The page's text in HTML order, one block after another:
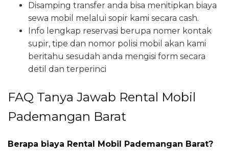
Disamping transfer anda bisa menitipkan biaya
sewa mobil melalui sopir kami secara cash.
Info lengkap reservasi berupa nomer kontak
supir, tipe dan nomor polisi mobil akan kami
beritahu sesudah anda mengisi form secara
detil dan terperinci
FAQ Tanya Jawab Rental Mobil
Pademangan Barat
Berapa biaya Rental Mobil Pademangan Barat?